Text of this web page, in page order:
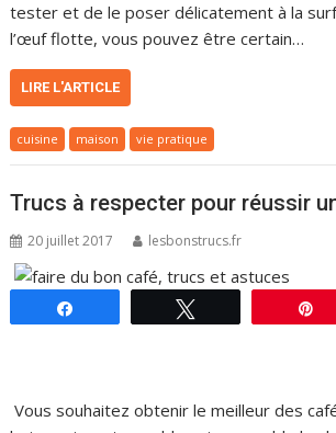
tester et de le poser délicatement à la
l’œuf flotte, vous pouvez être certain…
LIRE L'ARTICLE
cuisine maison vie pratique
Trucs à respecter pour réussir
20 juillet 2017 lesbonstrucs.fr
Vous souhaitez obtenir le meilleur des